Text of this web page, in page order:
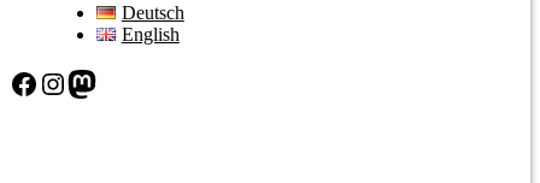
Deutsch
English
Facebook Instagram Mastodon